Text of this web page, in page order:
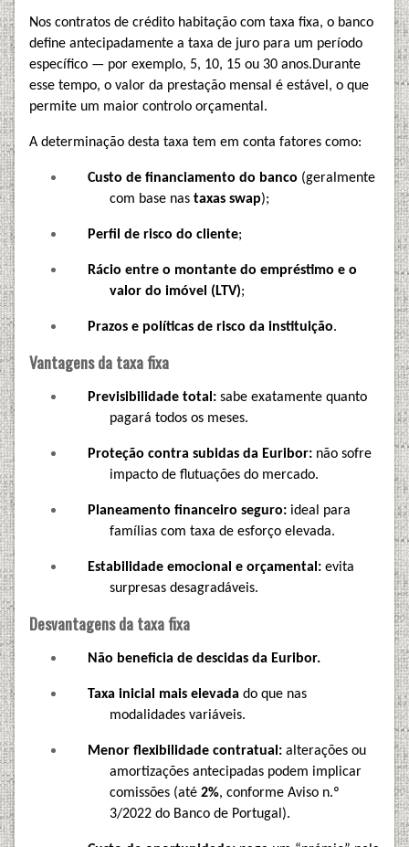
Nos contratos de crédito habitação com taxa fixa, o banco
define antecipadamente a taxa de juro para um período
específico — por exemplo, 5, 10, 15 ou 30 anos.Durante
esse tempo, o valor da prestação mensal é estável, o que
permite um maior controlo orçamental.
A determinação desta taxa tem em conta fatores como:
Custo de financiamento do banco (geralmente
com base nas taxas swap);
Perfil de risco do cliente;
Rácio entre o montante do empréstimo e o
valor do imóvel (LTV);
Prazos e políticas de risco da instituição.
Vantagens da taxa fixa
Previsibilidade total: sabe exatamente quanto
pagará todos os meses.
Proteção contra subidas da Euribor: não sofre
impacto de flutuações do mercado.
Planeamento financeiro seguro: ideal para
famílias com taxa de esforço elevada.
Estabilidade emocional e orçamental: evita
surpresas desagradáveis.
Desvantagens da taxa fixa
Não beneficia de descidas da Euribor.
Taxa inicial mais elevada do que nas
modalidades variáveis.
Menor flexibilidade contratual: alterações ou
amortizações antecipadas podem implicar
comissões (até 2%, conforme Aviso n.º
3/2022 do Banco de Portugal).